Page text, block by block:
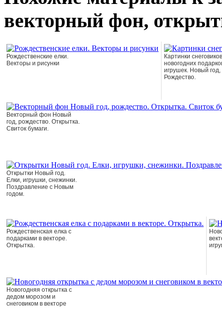
векторный фон,
Рождественские елки.
Векторы и рисунки
Картинки
новогодних
игрушек. Новый год,
Рождество.
Векторный фон Новый
год, рождество. Открытка.
Свиток бумаги.
Открытки Новый год.
Елки, игрушки, снежинки.
Поздравление с Новым
годом.
Рождественская елка с
подарками в векторе.
Открытка.
Новогодняя открытка с
дедом морозом и
снеговиком в векторе